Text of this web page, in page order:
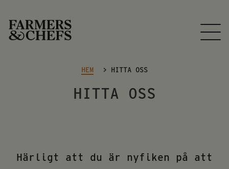
HEM > HITTA OSS
HITTA OSS
Härligt att du är nyfiken på att